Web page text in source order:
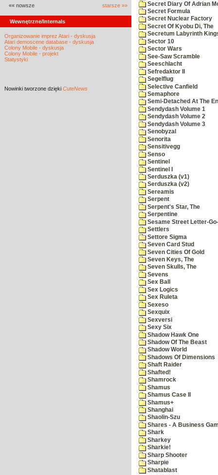
«« nowsze starsze »»
Wewnętrzne/Internals
Organizowanie imprez Atari - dyskusja
Atari demoscene database - dyskusja
Colony Mobile - dyskusja
Colony Mobile - projekt
Statystyki
Nowinki tworzone dzięki CuteNews
Secret Diary Of Adrian
Secret Formula
Secret Nuclear Factory
Secret Of Kyobu Di, The
Secretum Labyrinth
Sector 10
Sector Wars
See-Saw Scramble
Seeschlacht
Sefredaktor II
Segelflug
Selective Canfield
Semaphore
Semi-Detached At The
Sendydash Volume 1
Sendydash Volume 2
Sendydash Volume 3
Senobyzal
Senorita
Sensitivegg
Senso
Sentinel
Sentinel I
Serduszka (v1)
Serduszka (v2)
Sereamis
Serpent
Serpent's Star, The
Serpentine
Sesame Street Letter-
Settlers
Settore Sigma
Seven Card Stud
Seven Cities Of Gold
Seven Keys, The
Seven Skulls, The
Sevens
Sex Ball
Sex Logics
Sex Ruleta
Sexeso
Sexquix
Sexversi
Sexy Six
Shadow Hawk One
Shadow Of The Beast
Shadow World
Shadows Of Dimensions
Shaft Raider
Shafted!
Shamrock
Shamus
Shamus Case II
Shamus+
Shanghai
Shaolin-Szu
Shares - A Business
Shark
Sharkey
Sharkie!
Sharp Shooter
Sharpie
Shatablast